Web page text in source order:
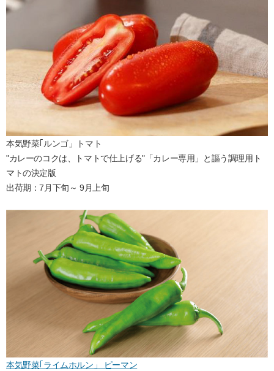
本気野菜｢ルンゴ」トマト
"カレーのコクは、トマトで仕上げる"「カレー専用」と謳う調理用ト
マトの決定版
出荷期：7月下旬～ 9月上旬
本気野菜｢ライムホルン」 ピーマン